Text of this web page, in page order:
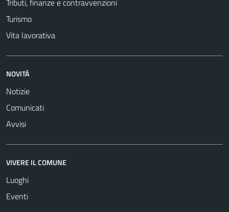
Tributi, finanze e contravvenzioni
Turismo
Vita lavorativa
NOVITÀ
Notizie
Comunicati
Avvisi
VIVERE IL COMUNE
Luoghi
Eventi